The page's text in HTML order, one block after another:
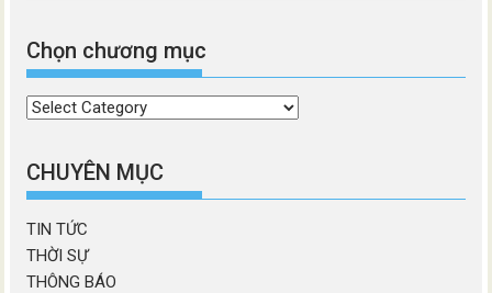
Chọn chương mục
Chọn
mục
CHUYÊN MỤC
TIN TỨC
THỜI SỰ
THÔNG BÁO